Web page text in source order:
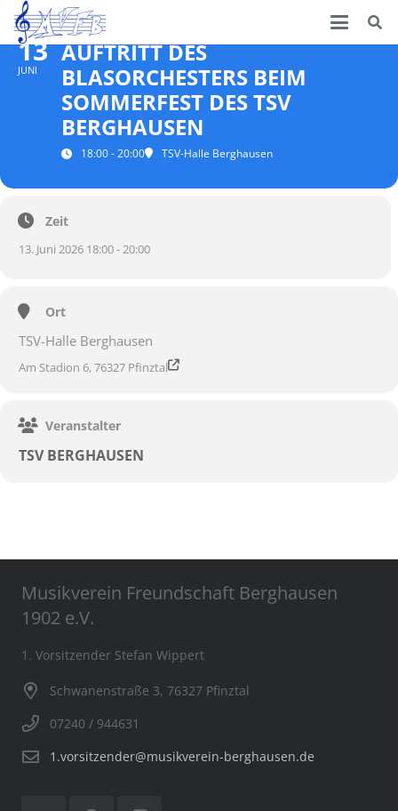
13
JUNI
AUFTRITT DES
BLASORCHESTERS BEIM
SOMMERFEST DES TSV
BERGHAUSEN
18:00 - 20:00 TSV-Halle Berghausen
Zeit
13. Juni 2026 18:00 - 20:00
Ort
TSV-Halle Berghausen
Am Stadion 6, 76327 Pfinztal
Veranstalter
TSV BERGHAUSEN
Musikverein Freundschaft Berghausen
1902 e.V.
1. Vorsitzender Stefan Wippert
Schwanenstraße 3, 76327 Pfinztal
07240 / 944631
1.vorsitzender@musikverein-berghausen.de